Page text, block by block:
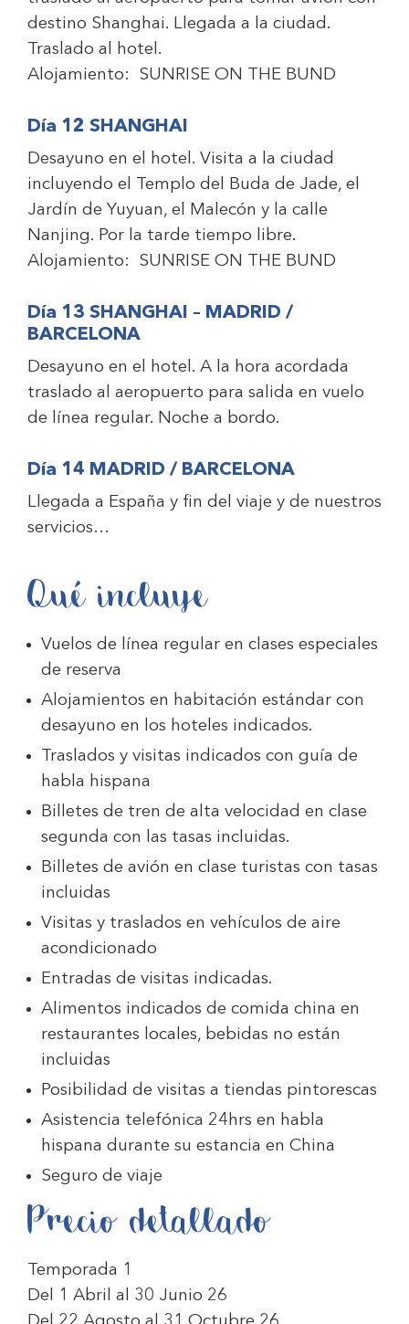
destino Shanghai. Llegada a la ciudad.
Traslado al hotel.
Alojamiento: SUNRISE ON THE BUND
Día 12 SHANGHAI
Desayuno en el hotel. Visita a la ciudad
incluyendo el Templo del Buda de Jade, el
Jardín de Yuyuan, el Malecón y la calle
Nanjing. Por la tarde tiempo libre.
Alojamiento: SUNRISE ON THE BUND
Día 13 SHANGHAI – MADRID /
BARCELONA
Desayuno en el hotel. A la hora acordada
traslado al aeropuerto para salida en vuelo
de línea regular. Noche a bordo.
Día 14 MADRID / BARCELONA
Llegada a España y fin del viaje y de nuestros
servicios…
Qué incluye
Vuelos de línea regular en clases especiales
de reserva
Alojamientos en habitación estándar con
desayuno en los hoteles indicados.
Traslados y visitas indicados con guía de
habla hispana
Billetes de tren de alta velocidad en clase
segunda con las tasas incluidas.
Billetes de avión en clase turistas con tasas
incluidas
Visitas y traslados en vehículos de aire
acondicionado
Entradas de visitas indicadas.
Alimentos indicados de comida china en
restaurantes locales, bebidas no están
incluidas
Posibilidad de visitas a tiendas pintorescas
Asistencia telefónica 24hrs en habla
hispana durante su estancia en China
Seguro de viaje
Precio detallado
Temporada 1
Del 1 Abril al 30 Junio 26